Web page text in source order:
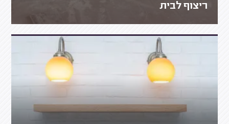
ריצוף לבית